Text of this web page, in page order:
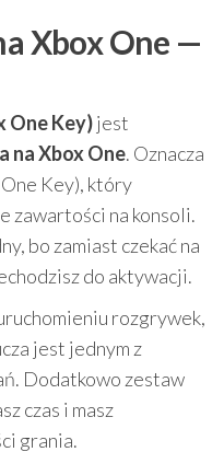
Xbox One —
One Key)jest
na Xbox One. Oznacza
Key), który
zawartości na konsoli.
bo zamiast czekać na
do aktywacji.
rozgrywek,
jest jednym z
Dodatkowo zestaw
czas i masz
grania.